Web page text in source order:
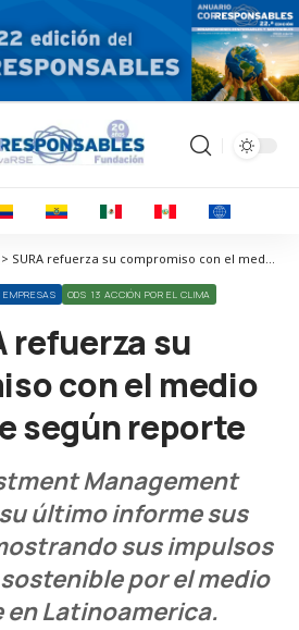
Corresponsables > Noticias > SURA refuerza su compromiso con el medio ambiente según reporte
EMPRESAS ODS 13 ACCIÓN POR EL CLIMA
refuerza su
con el medio
según reporte
Management
último informe sus
sus impulsos
por el medio
en Latinoamerica.